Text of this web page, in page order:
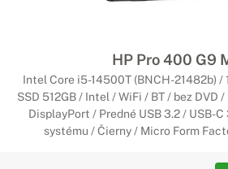
HP Pro 400 G9
Intel Core i5-14500T (BNCH-21482b) /
SSD 512GB / Intel / WiFi / BT / bez DVD
DisplayPort / Predné USB 3.2 / USB-
systému / Čierny / Micro Form